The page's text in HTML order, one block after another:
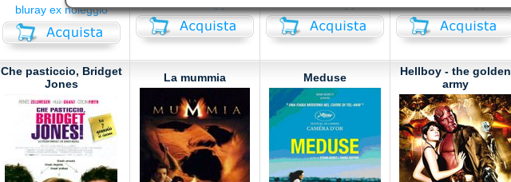
bluray ex noleggio
Che pasticcio, Bridget
Jones
La mummia Meduse
Hellboy - the golden
army